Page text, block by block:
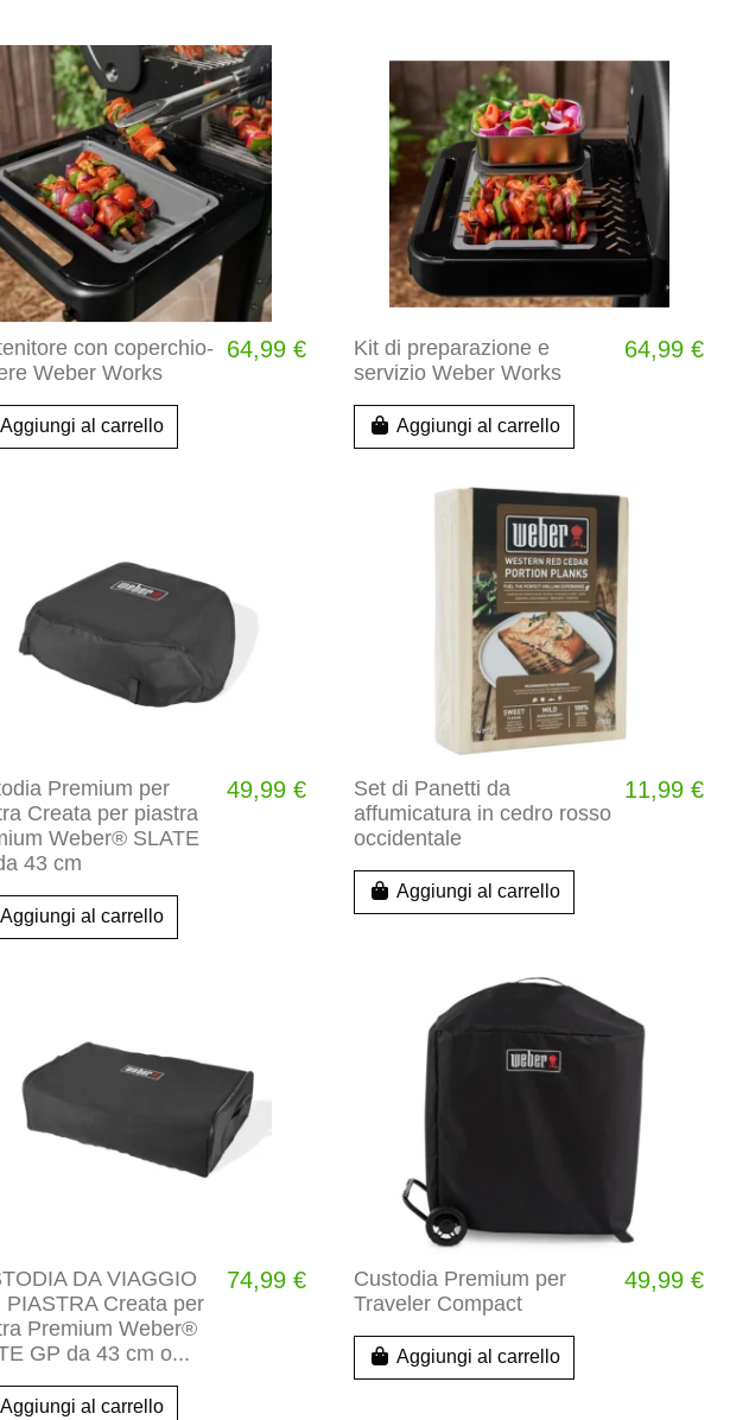
con coperchio-
Weber Works
64,99 €
Aggiungi al carrello
Kit di preparazione e
servizio Weber Works
64,99 €
Aggiungi al carrello
Premium per
Creata per piastra
Weber® SLATE
43 cm
49,99 €
Aggiungi al carrello
Set di Panetti da
affumicatura in cedro rosso
occidentale
11,99 €
Aggiungi al carrello
DA VIAGGIO
PIASTRA Creata per
Premium Weber®
GP da 43 cm o...
74,99 €
Aggiungi al carrello
Custodia Premium per
Traveler Compact
49,99 €
Aggiungi al carrello